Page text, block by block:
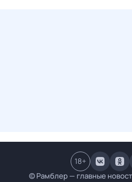
© Рамблер — главные
18+